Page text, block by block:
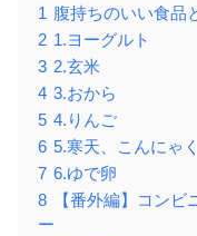
1 腹持ちのいい食品
2 1.ヨーグルト
3 2.玄米
4 3.おから
5 4.りんご
6 5.寒天、こんにゃく
7 6.ゆで卵
8
【番外編】コン
ー